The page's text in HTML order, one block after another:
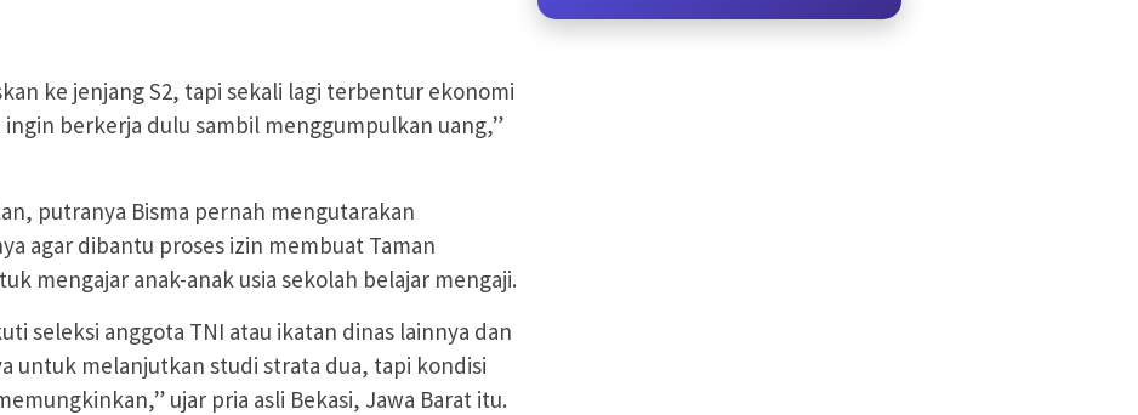
ke jenjang S2, tapi sekali lagi terbentur ekonomi
ingin berkerja dulu sambil menggumpulkan uang,”
putranya Bisma pernah mengutarakan
agar dibantu proses izin membuat Taman
mengajar anak-anak usia sekolah belajar mengaji.
seleksi anggota TNI atau ikatan dinas lainnya dan
untuk melanjutkan studi strata dua, tapi kondisi
ujar pria asli Bekasi, Jawa Barat itu.